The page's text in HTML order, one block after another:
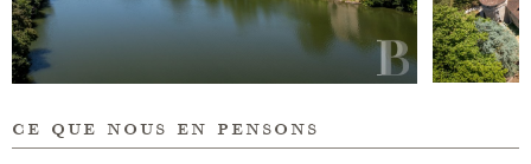
ce que nous en pensons